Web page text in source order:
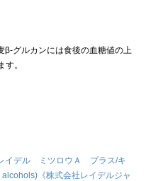
β-グルカンには食後の血糖値の上
。
イデル ミツロウＡ プラス/キ
《株式会社レイデルジャ